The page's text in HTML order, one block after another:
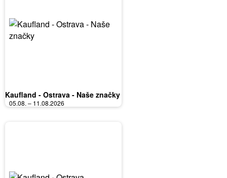
Kaufland - Ostrava - Naše značky
05.08. – 11.08.2026